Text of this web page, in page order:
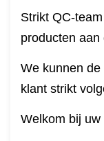
Strikt QC-
producten aan
We kunnen
klant strikt
Welkom bij